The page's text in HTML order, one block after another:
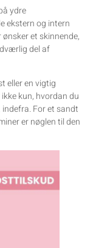
ydre
ekstern og intern
et skinnende,
del af
eller en vigtig
kun, hvordan du
For et sandt
er nøglen til den